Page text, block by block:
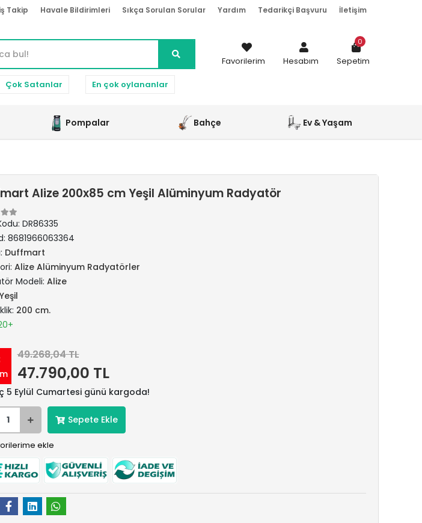
Takip Havale Bildirimleri Sıkça Sorulan Sorular Yardım Tedarikçi Başvuru İletişim
Çok Satanlar En çok oylananlar
Favorilerim Hesabım Sepetim
0
Pompalar Bahçe Ev & Yaşam
Alize 200x85 cm Yeşil Alüminyum Radyatör
DR86335
8681966063364
Duffmart
Alize Alüminyum Radyatörler
Modeli: Alize
Yeşil
200 cm.
49.268,04 TL
47.790,00 TL
5 Eylül Cumartesi günü kargoda!
Sepete Ekle
ekle